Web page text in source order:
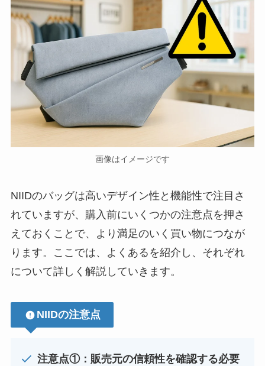
画像はイメージです
NIIDのバッグは高いデザイン性と機能性で注目さ
れていますが、購入前にいくつかの注意点を押さ
えておくことで、より満足のいく買い物につなが
ります。ここでは、よくあるを紹介し、それぞれ
について詳しく解説していきます。
NIIDの注意点
注意点①：販売元の信頼性を確認する必要